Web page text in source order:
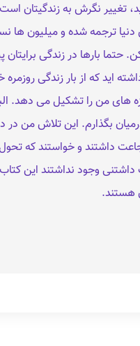
تغییر نگرش به زندگیتان
کنید. کتاب نیروی حال، به بیش از ۳۰ زبان
بارها در زندگی
اید که از بار زندگی
من را تشکیل می دهد.
بگذارم. این تلاش من
داشتند و خواستند که
وجود نداشتند این
هستند.